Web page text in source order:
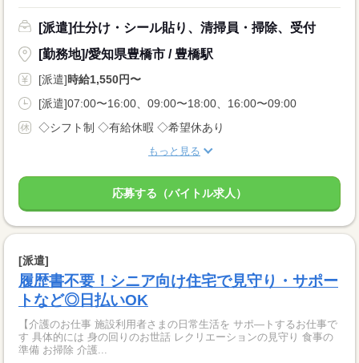
[派遣]仕分け・シール貼り、清掃員・掃除、受付
[勤務地]/愛知県豊橋市 / 豊橋駅
[派遣]時給1,550円〜
[派遣]07:00〜16:00、09:00〜18:00、16:00〜09:00
◇シフト制 ◇有給休暇 ◇希望休あり
もっと見る
応募する（バイトル求人）
[派遣]
履歴書不要！シニア向け住宅で見守り・サポー
トなど◎日払いOK
【介護のお仕事 施設利用者さまの日常生活を サポ—トするお仕事で
す 具体的には 身の回りのお世話 レクリエーションの見守り 食事の
準備 お掃除 介護...